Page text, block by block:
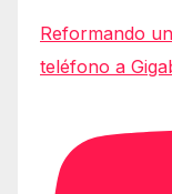
Reformando
teléfono a